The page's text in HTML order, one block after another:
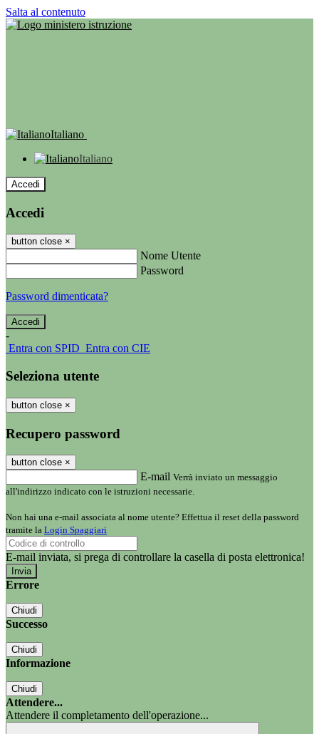
Salta al contenuto
Italiano
Italiano
Accedi
Accedi
button close ×
Nome Utente
Password
Password dimenticata?
-
Entra con SPID Entra con CIE
Seleziona utente
button close ×
Recupero password
button close ×
E-mail Verrà inviato un messaggio
all'indirizzo indicato con le istruzioni necessarie.
Non hai una e-mail associata al nome utente? Effettua il reset della password
tramite la Login Spaggiari
E-mail inviata, si prega di controllare la casella di posta elettronica!
Errore
Chiudi
Successo
Chiudi
Informazione
Chiudi
Attendere...
Attendere il completamento dell'operazione...